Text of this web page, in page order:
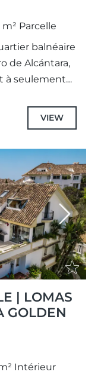
m² Parcelle
balnéaire
de Alcántara,
à seulement
VIEW
Next
| LOMAS
GOLDEN
Intérieur